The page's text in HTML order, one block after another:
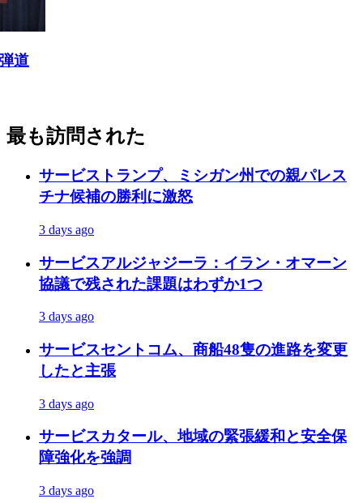
最も訪問された
サービス トランプ、ミシガン州での親パレス
チナ候補の勝利に激怒
3 days ago
サービスアルジャジーラ：イラン・オマーン
協議で残された課題はわずか1つ
3 days ago
サービスセントコム、商船48隻の進路を変更
したと主張
3 days ago
サービスカタール、地域の緊張緩和と安全保
障強化を強調
3 days ago